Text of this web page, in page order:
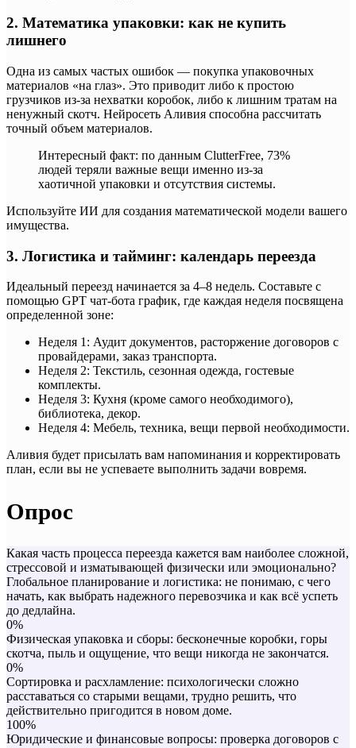
2. Математика упаковки: как не купить
лишнего
Одна из самых частых ошибок — покупка упаковочных
материалов «на глаз». Это приводит либо к простою
грузчиков из-за нехватки коробок, либо к лишним тратам на
ненужный скотч. Нейросеть Аливия способна рассчитать
точный объем материалов.
Интересный факт: по данным ClutterFree, 73%
людей теряли важные вещи именно из-за
хаотичной упаковки и отсутствия системы.
Используйте ИИ для создания математической модели вашего
имущества.
3. Логистика и тайминг: календарь переезда
Идеальный переезд начинается за 4–8 недель. Составьте с
помощью GPT чат-бота график, где каждая неделя посвящена
определенной зоне:
Неделя 1: Аудит документов, расторжение договоров с
провайдерами, заказ транспорта.
Неделя 2: Текстиль, сезонная одежда, гостевые
комплекты.
Неделя 3: Кухня (кроме самого необходимого),
библиотека, декор.
Неделя 4: Мебель, техника, вещи первой необходимости.
Аливия будет присылать вам напоминания и корректировать
план, если вы не успеваете выполнить задачи вовремя.
Опрос
Какая часть процесса переезда кажется вам наиболее сложной,
стрессовой и изматывающей физически или эмоционально?
Глобальное планирование и логистика: не понимаю, с чего
начать, как выбрать надежного перевозчика и как всё успеть
до дедлайна.
0%
Физическая упаковка и сборы: бесконечные коробки, горы
скотча, пыль и ощущение, что вещи никогда не закончатся.
0%
Сортировка и расхламление: психологически сложно
расставаться со старыми вещами, трудно решить, что
действительно пригодится в новом доме.
100%
Юридические и финансовые вопросы: проверка договоров с